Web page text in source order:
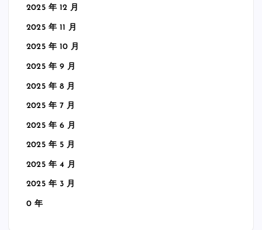
2025 年 12 月
2025 年 11 月
2025 年 10 月
2025 年 9 月
2025 年 8 月
2025 年 7 月
2025 年 6 月
2025 年 5 月
2025 年 4 月
2025 年 3 月
0 年